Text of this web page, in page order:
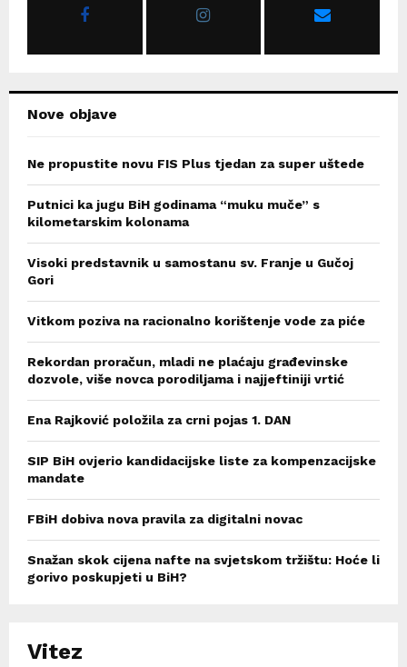
Nove objave
Ne propustite novu FIS Plus tjedan za super uštede
Putnici ka jugu BiH godinama “muku muče” s
kilometarskim kolonama
Visoki predstavnik u samostanu sv. Franje u Gučoj
Gori
Vitkom poziva na racionalno korištenje vode za piće
Rekordan proračun, mladi ne plaćaju građevinske
dozvole, više novca porodiljama i najjeftiniji vrtić
Ena Rajković položila za crni pojas 1. DAN
SIP BiH ovjerio kandidacijske liste za kompenzacijske
mandate
FBiH dobiva nova pravila za digitalni novac
Snažan skok cijena nafte na svjetskom tržištu: Hoće li
gorivo poskupjeti u BiH?
Vitez